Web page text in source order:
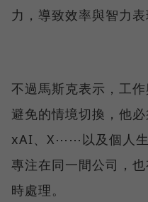
力，導致效率與智力表
不過馬斯克表示，工
避免的情境切換，他
xAI、X⋯⋯以及個人生
專注在同一間公司，
時處理。